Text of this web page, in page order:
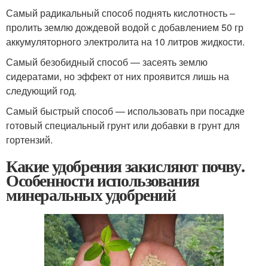
Самый радикальный способ поднять кислотность –
пролить землю дождевой водой с добавлением 50 гр
аккумуляторного электролита на 10 литров жидкости.
Самый безобидный способ — засеять землю
сидератами, но эффект от них проявится лишь на
следующий год.
Самый быстрый способ — использовать при посадке
готовый специальный грунт или добавки в грунт для
гортензий.
Какие удобрения закисляют почву.
Особенности использования
минеральных удобрений